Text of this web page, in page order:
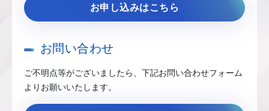
お申し込みはこちら
お問い合わせ
ご不明点等がございましたら、下記お問い合わせフォーム
よりお願いいたします。